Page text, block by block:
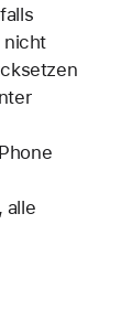
nicht
alle